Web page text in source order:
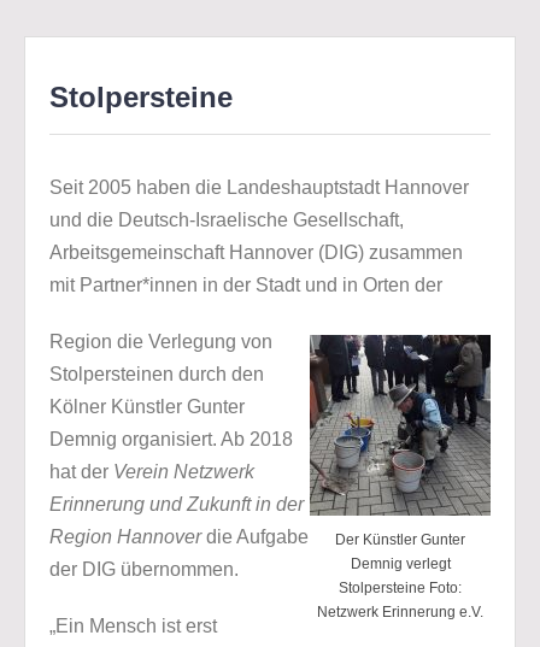
Stolpersteine
Seit 2005 haben die Landeshauptstadt Hannover
und die Deutsch-Israelische Gesellschaft,
Arbeitsgemeinschaft Hannover (DIG) zusammen
mit Partner*innen in der Stadt und in Orten der
Der Künstler Gunter
Demnig verlegt
Stolpersteine Foto:
Netzwerk Erinnerung e.V.
Region die Verlegung von
Stolpersteinen durch den
Kölner Künstler Gunter
Demnig organisiert. Ab 2018
hat der Verein Netzwerk
Erinnerung und Zukunft in der
Region Hannoverdie Aufgabe
der DIG übernommen.
„Ein Mensch ist erst